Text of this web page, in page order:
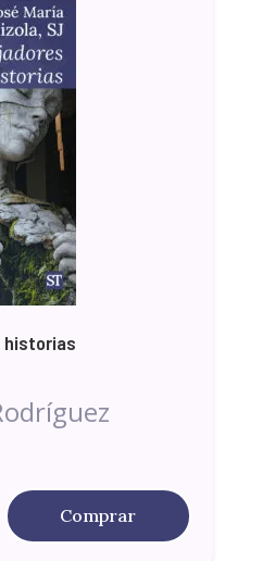
historias
Comprar